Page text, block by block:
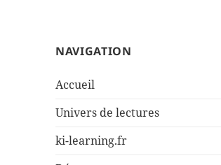
NAVIGATION
Accueil
Univers de lectures
ki-learning.fr